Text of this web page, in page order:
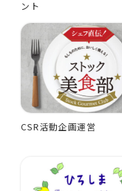
ント
CSR活動企画運営